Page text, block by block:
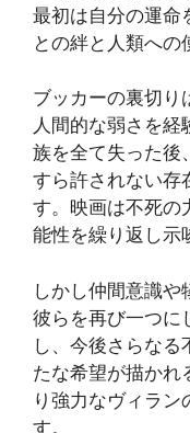
最初は自分の運命
との絆と人類への
ブッカーの裏切り
人間的な弱さを経
族を全て失った後
すら許されない存
す。映画は不死の
能性を繰り返し示
しかし仲間意識
彼らを再び一つに
し、今後さらな
たな希望が描かれ
り強力なヴィラン
す。